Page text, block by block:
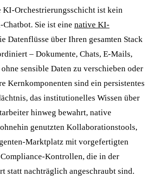
KI-Orchestrierungsschicht ist kein
Sie ist eine native KI-
Datenflüsse über Ihren gesamten Stack
– Dokumente, Chats, E-Mails,
sensible Daten zu verschieben oder
Kernkomponenten sind ein persistentes
das institutionelles Wissen über
hinweg bewahrt, native
genutzten Kollaborationstools,
Marktplatz mit vorgefertigten
Kontrollen, die in der
statt nachträglich angeschraubt sind.